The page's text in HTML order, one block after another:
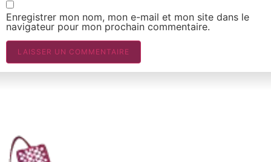
Enregistrer mon nom, mon e-mail et mon site dans le
navigateur pour mon prochain commentaire.